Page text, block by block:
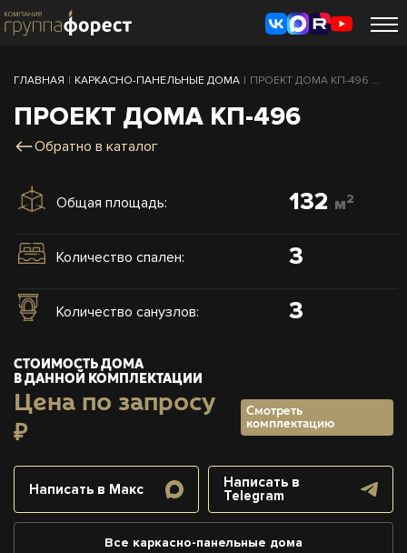
ГЛАВНАЯ | КАРКАСНО-ПАНЕЛЬНЫЕ ДОМА | ПРОЕКТ ДОМА КП-496 ...
ПРОЕКТ ДОМА КП-496
Обратно в каталог
Общая площадь: 132 м2
Количество спален: 3
Количество санузлов: 3
СТОИМОСТЬ ДОМА
В ДАННОЙ КОМПЛЕКТАЦИИ
Цена по запросу
₽
Смотреть
комплектацию
Написать в Макс
Написать в
Telegram
Все каркасно-панельные дома